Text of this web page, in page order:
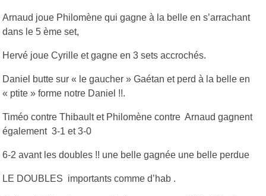
Arnaud joue Philomène qui gagne à la belle en s’arrachant
dans le 5 ème set,
Hervé joue Cyrille et gagne en 3 sets accrochés.
Daniel butte sur « le gaucher » Gaétan et perd à la belle en
« ptite » forme notre Daniel !!.
Timéo contre Thibault et Philomène contre Arnaud gagnent
également 3-1 et 3-0
6-2 avant les doubles !! une belle gagnée une belle perdue
LE DOUBLES importants comme d’hab .